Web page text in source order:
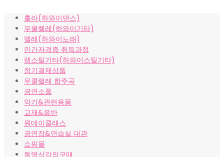
격:
₩10,000.
격:
₩8,000.
훌라(하와이댄스)
우쿨렐레(하와이기타)
멜레(하와이노래)
민간자격증 취득과정
랩스틸기타(하와이스틸기타)
정기결제상품
우쿨렐레 합주곡
공연소품
악기&관련용품
교재&음반
원데이클래스
공연장&연습실 대관
쇼핑몰
동영상강의구매